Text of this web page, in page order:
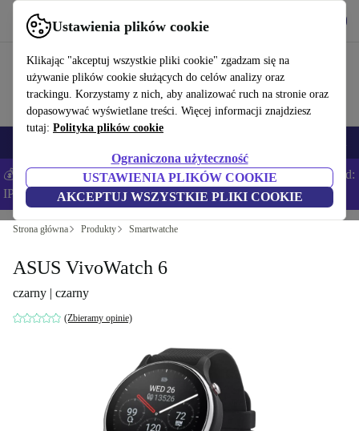
Ustawienia plików cookie
Klikając "akceptuj wszystkie pliki cookie" zgadzam się na
używanie plików cookie służących do celów analizy oraz
trackingu. Korzystamy z nich, aby analizować ruch na stronie oraz
dopasowywać wyświetlane treści. Więcej informacji znajdziesz
tutaj: Polityka plików cookie
Ograniczona użyteczność
USTAWIENIA PLIKÓW COOKIE
AKCEPTUJ WSZYSTKIE PLIKI COOKIE
Korzystaj z refurbed szybko i łatwo
💰Zaoszczędź DODATKOWE 5% na wszystkich iPhone’ach – Kod:
IPHONEDEAL –Regulamin
Strona główna Produkty Smartwatche
ASUS VivoWatch 6
czarny | czarny
(Zbieramy opinie)